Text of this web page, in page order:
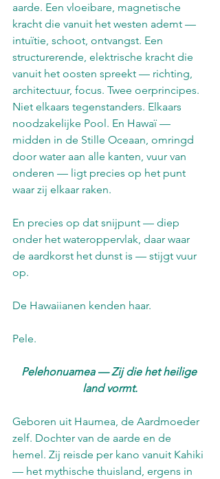
aarde. Een vloeibare, magnetische
kracht die vanuit het westen ademt —
intuïtie, schoot, ontvangst. Een
structurerende, elektrische kracht die
vanuit het oosten spreekt — richting,
architectuur, focus. Twee oerprincipes.
Niet elkaars tegenstanders. Elkaars
noodzakelijke Pool. En Hawaï —
midden in de Stille Oceaan, omringd
door water aan alle kanten, vuur van
onderen — ligt precies op het punt
waar zij elkaar raken.
En precies op dat snijpunt — diep
onder het wateroppervlak, daar waar
de aardkorst het dunst is — stijgt vuur
op.
De Hawaiianen kenden haar.
Pele.
Pelehonuamea — Zij die het heilige
land vormt.
Geboren uit Haumea, de Aardmoeder
zelf. Dochter van de aarde en de
hemel. Zij reisde per kano vanuit Kahiki
— het mythische thuisland, ergens in